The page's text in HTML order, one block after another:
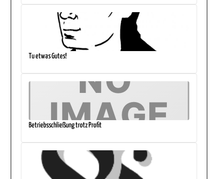
Tu etwas Gutes!
Betriebsschließung trotz Profit